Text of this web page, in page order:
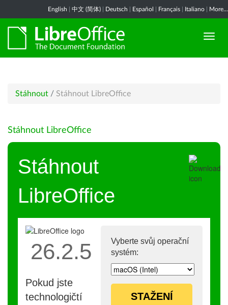
English 中文 (简体) Deutsch Español Français Italiano More...
Stáhnout / Stáhnout LibreOffice
Stáhnout LibreOffice
Stáhnout
LibreOffice
Vyberte svůj operační
systém:
STAŽENÍ
26.2.5
Pokud jste
technologičtí